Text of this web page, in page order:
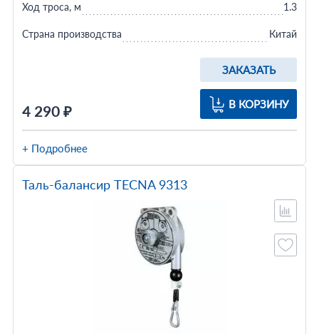
4 290 ₽
ЗАКАЗАТЬ
В КОРЗИНУ
Ход троса, м 1.3
Страна производства Китай
+ Подробнее
Таль-балансир TECNA 9313